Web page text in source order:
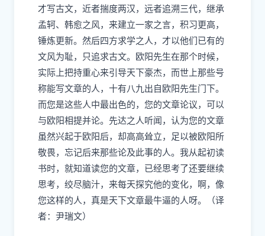
才写古文，近者揣度两汉，远者追溯三代，继承
孟轲、韩愈之风，来建立一家之言，积习更高，
锤炼更新。然后四方求学之人，才以他们已有的
文风为耻，只追求古文。欧阳先生在那个时候，
实际上把持重心来引导天下豪杰，而世上那些号
称能写文章的人，十有八九出自欧阳先生门下。
而您是这些人中最出色的，您的文章论议，可以
与欧阳相提并论。先达之人听闻，认为您的文章
虽然兴起于欧阳后，却高高耸立，足以被欧阳所
敬畏，忘记后来那些论及此事的人。我从起初读
书时，就知道读您的文章，已经思考了还要继续
思考，绞尽脑汁，来每天探究他的变化，啊，像
您这样的人，真是天下文章最牛逼的人呀。（译
者：尹瑞文）